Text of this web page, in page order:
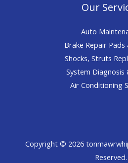
Our
Auto
Brake Repair
Shocks, Struts
System Diagnosis
Air Conditioning
Copyright © 2026
Reserved.